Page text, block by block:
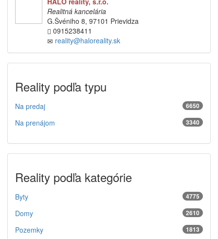
Realitná kancelária
G.Švéniho 8, 97101 Prievidza
0915238411
reality@haloreality.sk
Reality podľa typu
6650
Na predaj
3340
Na prenájom
Reality podľa kategórie
4775
Byty
2610
Domy
1813
Pozemky